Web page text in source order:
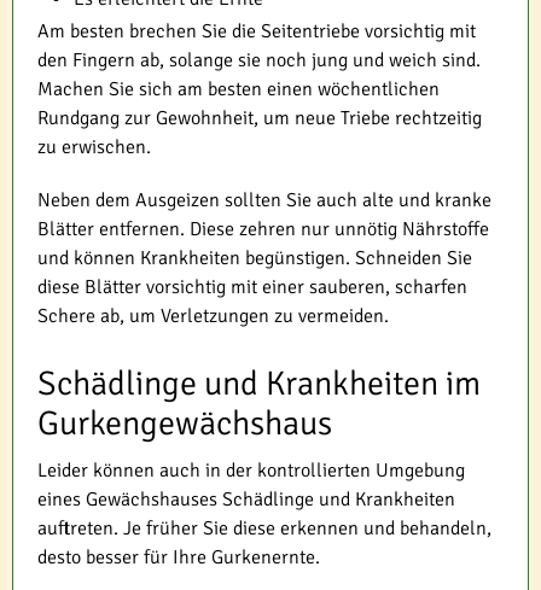
Am besten brechen Sie die Seitentriebe vorsichtig mit
den Fingern ab, solange sie noch jung und weich sind.
Machen Sie sich am besten einen wöchentlichen
Rundgang zur Gewohnheit, um neue Triebe rechtzeitig
zu erwischen.
Neben dem Ausgeizen sollten Sie auch alte und kranke
Blätter entfernen. Diese zehren nur unnötig Nährstoffe
und können Krankheiten begünstigen. Schneiden Sie
diese Blätter vorsichtig mit einer sauberen, scharfen
Schere ab, um Verletzungen zu vermeiden.
Schädlinge und Krankheiten im
Gurkengewächshaus
Leider können auch in der kontrollierten Umgebung
eines Gewächshauses Schädlinge und Krankheiten
auftreten. Je früher Sie diese erkennen und behandeln,
desto besser für Ihre Gurkenernte.